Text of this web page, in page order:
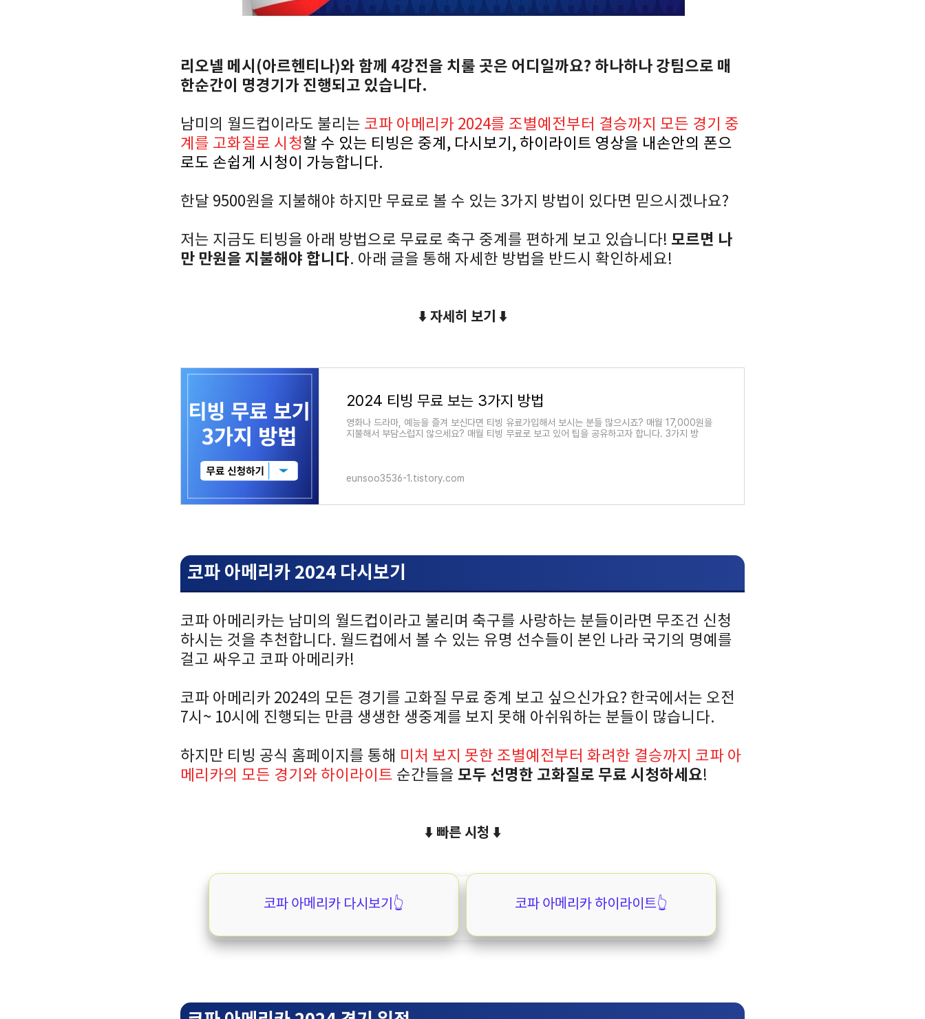
리오넬 메시(아르헨티나)와 함께 4강전을 치룰 곳은 어디일까요? 하나하나 강팀으로 매
한순간이 명경기가 진행되고 있습니다.
남미의 월드컵이라도 불리는 코파 아메리카 2024를 조별예전부터 결승까지 모든 경기 중
계를 고화질로 시청할 수 있는 티빙은 중계, 다시보기, 하이라이트 영상을 내손안의 폰으
로도 손쉽게 시청이 가능합니다.
한달 9500원을 지불해야 하지만 무료로 볼 수 있는 3가지 방법이 있다면 믿으시겠나요?
저는 지금도 티빙을 아래 방법으로 무료로 축구 중계를 편하게 보고 있습니다! 모르면 나
만 만원을 지불해야 합니다. 아래 글을 통해 자세한 방법을 반드시 확인하세요!
⬇️ 자세히 보기 ⬇️
2024 티빙 무료 보는 3가지 방법
영화나 드라마, 예능을 즐겨 보신다면 티빙 유료가입해서 보시는 분들 많으시죠? 매월 17,000원을
지불해서 부담스럽지 않으세요? 매월 티빙 무료로 보고 있어 팁을 공유하고자 합니다. 3가지 방
eunsoo3536-1.tistory.com
코파 아메리카 2024 다시보기
코파 아메리카는 남미의 월드컵이라고 불리며 축구를 사랑하는 분들이라면 무조건 신청
하시는 것을 추천합니다. 월드컵에서 볼 수 있는 유명 선수들이 본인 나라 국기의 명예를
걸고 싸우고 코파 아메리카!
코파 아메리카 2024의 모든 경기를 고화질 무료 중계 보고 싶으신가요? 한국에서는 오전
7시~ 10시에 진행되는 만큼 생생한 생중계를 보지 못해 아쉬워하는 분들이 많습니다.
하지만 티빙 공식 홈페이지를 통해 미처 보지 못한 조별예전부터 화려한 결승까지 코파 아
메리카의 모든 경기와 하이라이트 순간들을 모두 선명한 고화질로 무료 시청하세요!
⬇️ 빠른 시청 ⬇️
코파 아메리카 다시보기👆️ 코파 아메리카 하이라이트👆️